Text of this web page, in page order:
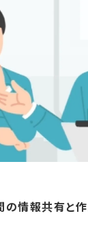
の情報共有と